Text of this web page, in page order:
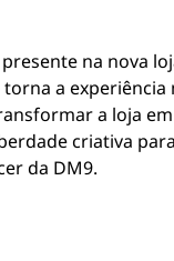
na nova
a
a loja
criativa
da DM9.